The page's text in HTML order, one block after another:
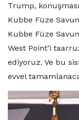
Trump,
Kubbe Füze
Kubbe Füze
West Point’i
ediyoruz. Ve bu
evvel